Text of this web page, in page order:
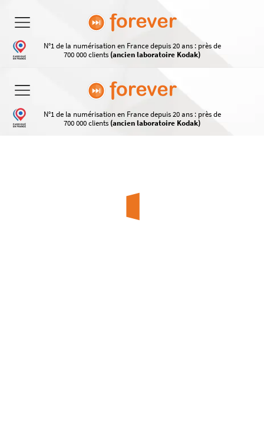
N°1 de la numérisation en France depuis 20 ans : près de
700 000 clients (ancien laboratoire Kodak)
N°1 de la numérisation en France depuis 20 ans : près de
700 000 clients (ancien laboratoire Kodak)